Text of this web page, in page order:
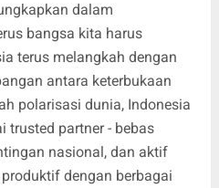
dalam
bangsa kita harus
terus melangkah dengan
antara keterbukaan
polarisasi dunia, Indonesia
trusted partner - bebas
nasional, dan aktif
dengan berbagai